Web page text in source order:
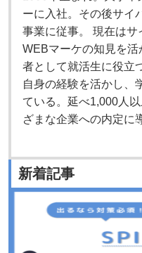
ーに入社。その後サイ
事業に従事。 現在はサ
WEBマーケの知見を
者として就活生に役立
自身の経験を活かし、
ている。延べ1,000人
ざまな企業への内定に
新着記事